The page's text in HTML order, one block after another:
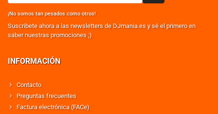
¡No somos tan pesados como otros!
Suscribete ahora a las newsletters de DJmania.es y sé el primero en
saber nuestras promociones ;)
INFORMACIÓN
Contacto
Preguntas frecuentes
Factura electrónica (FACe)